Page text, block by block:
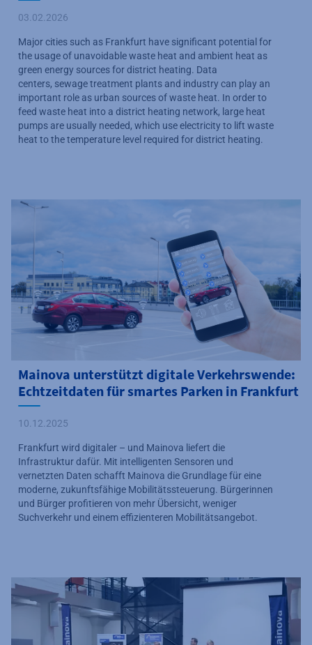
03.02.2026
Major cities such as Frankfurt have significant potential for
the usage of unavoidable waste heat and ambient heat as
green energy sources for district heating. Data
centers, sewage treatment plants and industry can play an
important role as urban sources of waste heat. In order to
feed waste heat into a district heating network, large heat
pumps are usually needed, which use electricity to lift waste
heat to the temperature level required for district heating.
Mainova unterstützt digitale Verkehrswende:
Echtzeitdaten für smartes Parken in Frankfurt
10.12.2025
Frankfurt wird digitaler – und Mainova liefert die
Infrastruktur dafür. Mit intelligenten Sensoren und
vernetzten Daten schafft Mainova die Grundlage für eine
moderne, zukunftsfähige Mobilitätssteuerung. Bürgerinnen
und Bürger profitieren von mehr Übersicht, weniger
Suchverkehr und einem effizienteren Mobilitätsangebot.